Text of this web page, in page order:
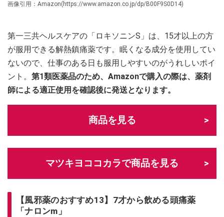
画像引用：Amazon(https://www.amazon.co.jp/dp/B00F9S0D14)
第一三共ヘルスケアの「ロキソニンS」は、15才以上の方
が服用できる解熱鎮痛薬です。眠くなる成分を使用してい
ないので、仕事のある日も服用しやすいのがうれしいポイ
ント。 第1類医薬品のため、Amazonで購入の際は、薬剤
師による適正使用を確認後に発送となります。
商品を見る
マツキヨココカラで商品を見る
【風邪薬のおすすめ13】7才から飲める頭痛薬
「ナロンm」